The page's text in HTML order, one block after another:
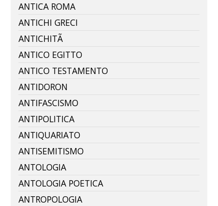
ANTICA ROMA
ANTICHI GRECI
ANTICHITÃ
ANTICO EGITTO
ANTICO TESTAMENTO
ANTIDORON
ANTIFASCISMO
ANTIPOLITICA
ANTIQUARIATO
ANTISEMITISMO
ANTOLOGIA
ANTOLOGIA POETICA
ANTROPOLOGIA